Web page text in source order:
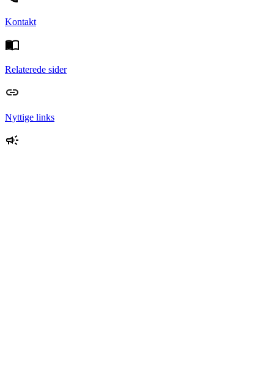
Kontakt
Relaterede sider
Nyttige links